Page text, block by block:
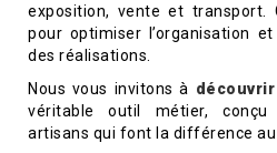
exposition, vente et transport.
pour optimiser l’organisation
des réalisations.
Nous vous invitons à
véritable outil métier, conçu
artisans qui font la différence au